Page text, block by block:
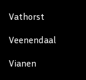
Vathorst
Veenendaal
Vianen